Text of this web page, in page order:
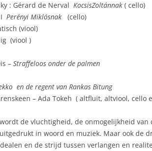
: Gérard de Nerval KocsisZoltánnak ( cello)
Perényi Miklósnak
(cello)
(viool)
(viool )
– Straffeloos onder de palmen
en de regent van Rankas Bitung
– Ada Tokeh ( altfluit, altviool, cello
de vluchtigheid, de onmogelijkheid
in woord en muziek. Maar ook de
en de strijd tussen verlangen en